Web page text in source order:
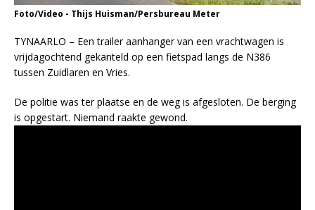
Foto/Video - Thijs Huisman/Persbureau Meter
TYNAARLO – Een trailer aanhanger van een vrachtwagen is
vrijdagochtend gekanteld op een fietspad langs de N386
tussen Zuidlaren en Vries.
De politie was ter plaatse en de weg is afgesloten. De berging
is opgestart. Niemand raakte gewond.